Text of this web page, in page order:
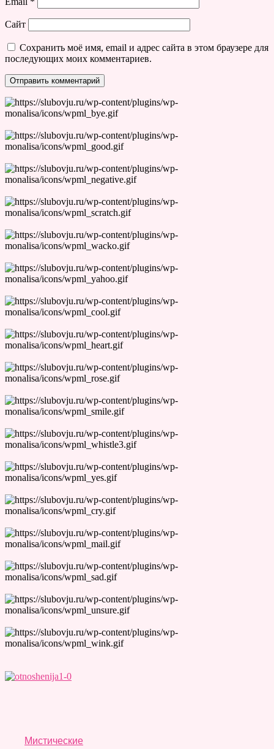
Сайт
Сохранить моё имя, email и адрес сайта в этом браузере для
последующих моих комментариев.
Мистические